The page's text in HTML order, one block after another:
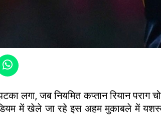
लगा, जब नियमित कप्तान रियान पराग
में खेले जा रहे इस अहम मुकाबले में